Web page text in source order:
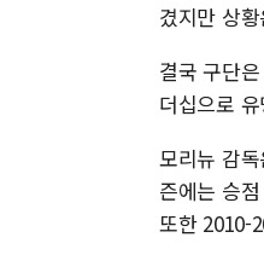
겼지만 상
결국 구단
더십으로
모리뉴 감
즌에는 승
또한 2010-